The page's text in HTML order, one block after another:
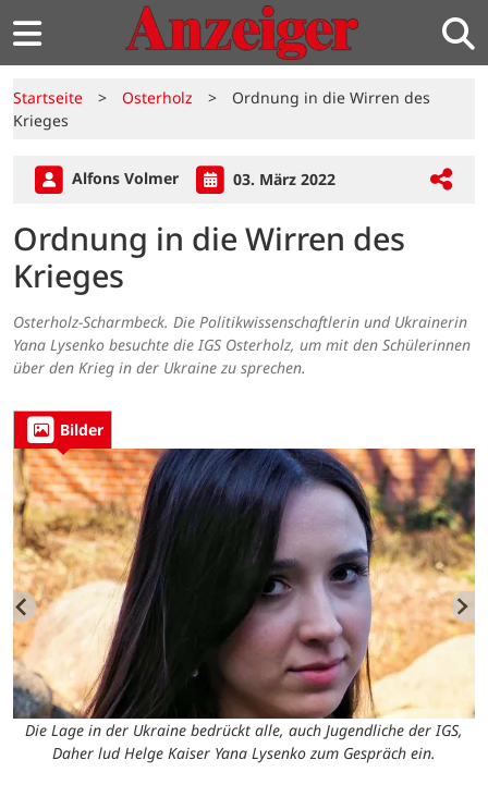
Startseite > Osterholz >
Ordnung in die Wirren des
Krieges
Alfons Volmer 03. März 2022
Ordnung in die Wirren des
Krieges
Osterholz-Scharmbeck. Die Politikwissenschaftlerin und Ukrainerin
Yana Lysenko besuchte die IGS Osterholz, um mit den Schülerinnen
über den Krieg in der Ukraine zu sprechen.
Bilder
Die Lage in der Ukraine bedrückt alle, auch Jugendliche der IGS,
Daher lud Helge Kaiser Yana Lysenko zum Gespräch ein.